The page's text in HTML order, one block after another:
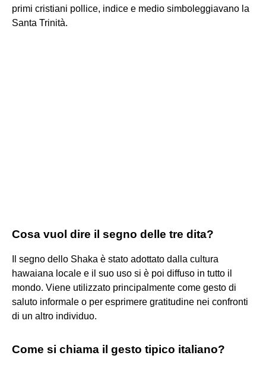
primi cristiani pollice, indice e medio simboleggiavano la
Santa Trinità.
Cosa vuol dire il segno delle tre dita?
Il segno dello Shaka è stato adottato dalla cultura
hawaiana locale e il suo uso si è poi diffuso in tutto il
mondo. Viene utilizzato principalmente come gesto di
saluto informale o per esprimere gratitudine nei confronti
di un altro individuo.
Come si chiama il gesto tipico italiano?